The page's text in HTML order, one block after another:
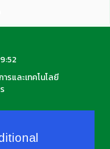
รและเทคโนโลยี